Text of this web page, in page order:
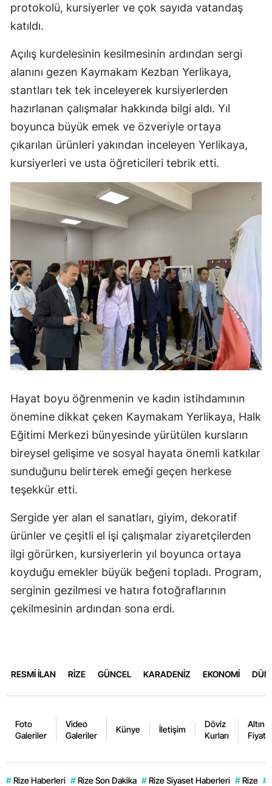
protokolü, kursiyerler ve çok sayıda vatandaş
katıldı.
Açılış kurdelesinin kesilmesinin ardından sergi
alanını gezen Kaymakam Kezban Yerlikaya,
stantları tek tek inceleyerek kursiyerlerden
hazırlanan çalışmalar hakkında bilgi aldı. Yıl
boyunca büyük emek ve özveriyle ortaya
çıkarılan ürünleri yakından inceleyen Yerlikaya,
kursiyerleri ve usta öğreticileri tebrik etti.
Hayat boyu öğrenmenin ve kadın istihdamının
önemine dikkat çeken Kaymakam Yerlikaya, Halk
Eğitimi Merkezi bünyesinde yürütülen kursların
bireysel gelişime ve sosyal hayata önemli katkılar
sunduğunu belirterek emeği geçen herkese
teşekkür etti.
Sergide yer alan el sanatları, giyim, dekoratif
ürünler ve çeşitli el işi çalışmalar ziyaretçilerden
ilgi görürken, kursiyerlerin yıl boyunca ortaya
koyduğu emekler büyük beğeni topladı. Program,
serginin gezilmesi ve hatıra fotoğraflarının
çekilmesinin ardından sona erdi.
RESMİ İLAN RİZE GÜNCEL KARADENİZ EKONOMİ
Foto
Galeriler
Video
Galeriler
Künye İletişim
Döviz
Kurları
Altın
# Rize Haberleri # Rize Son Dakika # Rize Siyaset Haberleri # Rize #